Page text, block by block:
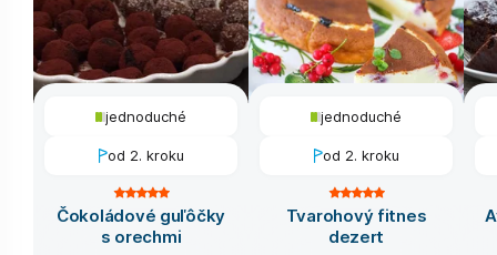
jednoduché
od 2. kroku
Čokoládové guľôčky
s orechmi
jednoduché
od 2. kroku
Tvarohový fitnes
dezert